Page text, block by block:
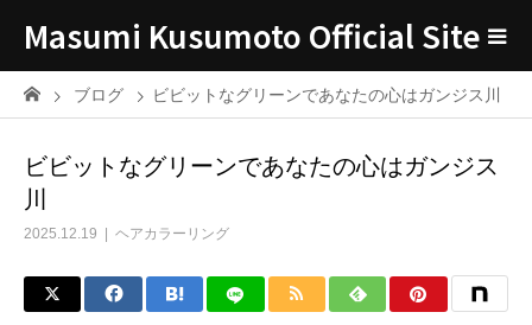
Masumi Kusumoto Official Site
ブログ ビビットなグリーンであなたの心はガンジス川
ビビットなグリーンであなたの心はガンジス
川
2025.12.19 ヘアカラーリング